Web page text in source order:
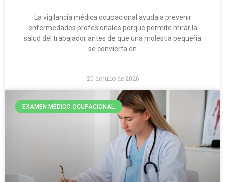
La vigilancia médica ocupacional ayuda a prevenir
enfermedades profesionales porque permite mirar la
salud del trabajador antes de que una molestia pequeña
se convierta en
20 de julio de 2026
EXAMEN MÉDICO OCUPACIONAL